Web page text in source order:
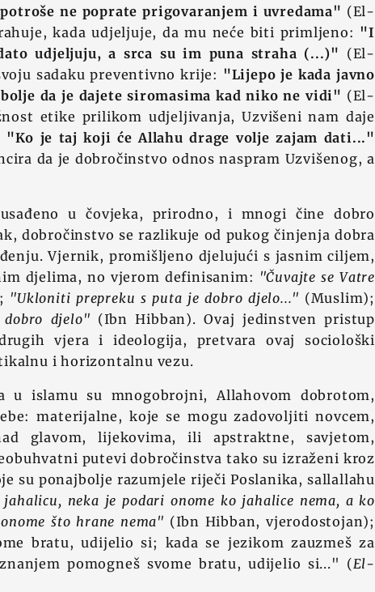
ne poprate prigovaranjem i uvredama" (El-
kada udjeljuje, da mu neće biti primljeno: "I
udjeljuju, a srca su im puna straha (...)" (El-
sadaku preventivno krije: "Lijepo je kada javno
da je dajete siromasima kad niko ne vidi" (El-
etike prilikom udjeljivanja, Uzvišeni nam daje
"Ko je taj koji će Allahu drage volje zajam dati..."
da je dobročinstvo odnos naspram Uzvišenog, a
u čovjeka, prirodno, i mnogi čine dobro
dobročinstvo se razlikuje od pukog činjenja dobra
Vjernik, promišljeno djelujući s jasnim ciljem,
djelima, no vjerom definisanim: "Čuvajte se Vatre
"Ukloniti prepreku s puta je dobro djelo..." (Muslim);
djelo" (Ibn Hibban). Ovaj jedinstven pristup
vjera i ideologija, pretvara ovaj sociološki
i horizontalnu vezu.
u islamu su mnogobrojni, Allahovom dobrotom,
materijalne, koje se mogu zadovoljiti novcem,
glavom, lijekovima, ili apstraktne, savjetom,
putevi dobročinstva tako su izraženi kroz
su ponajbolje razumjele riječi Poslanika, sallallahu
neka je podari onome ko jahalice nema, a ko
što hrane nema" (Ibn Hibban, vjerodostojan);
bratu, udijelio si; kada se jezikom zauzmeš za
pomogneš svome bratu, udijelio si..." (El-